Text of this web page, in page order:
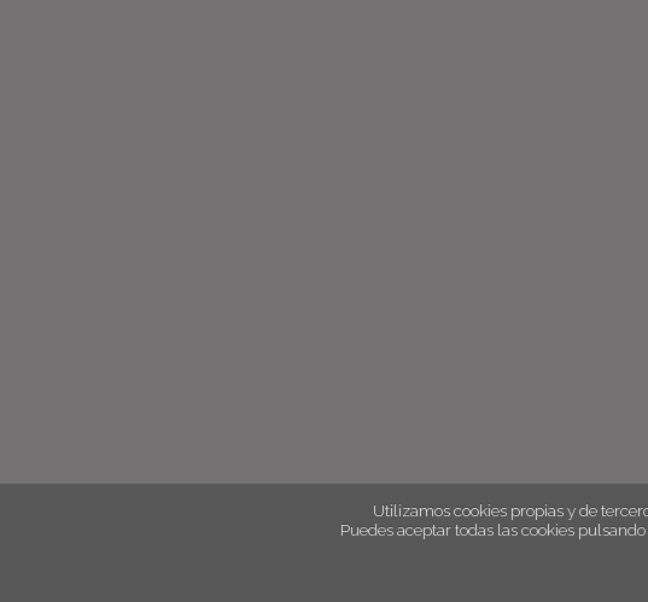
Utilizamos cookies propias y de
Puedes aceptar todas las cookies